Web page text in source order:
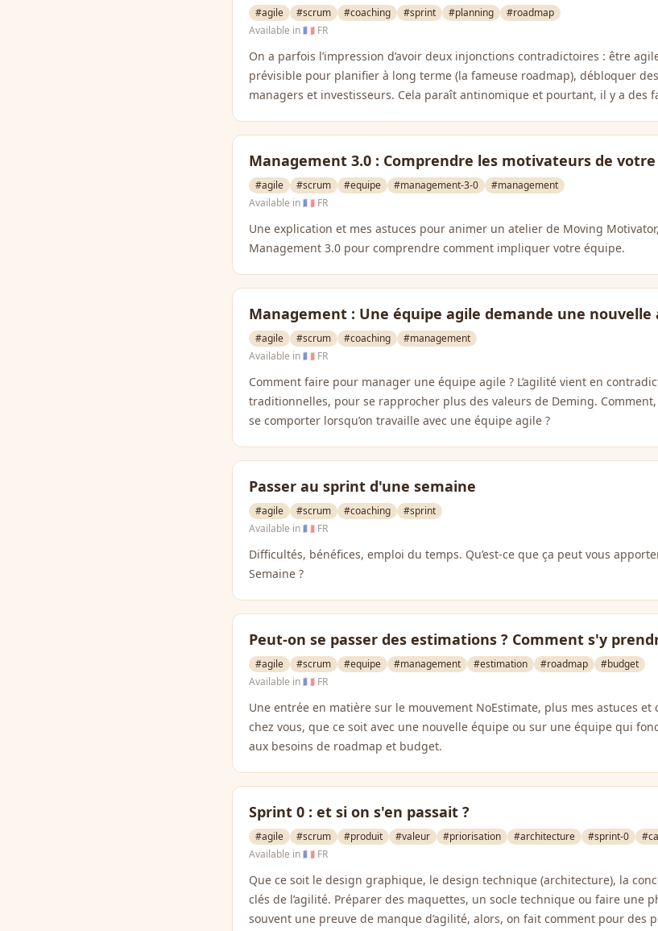
#agile #scrum #coaching #sprint #planning
#roadmap
Available in🇫🇷 FR
On a parfois l’impression d’avoir deux injonctions contradictoires : être
prévisible pour planifier à long terme (la fameuse roadmap), débloquer
managers et investisseurs. Cela paraît antinomique et pourtant, il y a des
Management 3.0 : Comprendre les motivateurs de
#agile #scrum #equipe #management-3-0
#management
Available in🇫🇷 FR
Une explication et mes astuces pour animer un atelier de Moving
Management 3.0 pour comprendre comment impliquer votre équipe.
Management : Une équipe agile demande une nouvelle
#agile #scrum #coaching
#management
Available in🇫🇷 FR
Comment faire pour manager une équipe agile ? L’agilité vient en
traditionnelles, pour se rapprocher plus des valeurs de Deming.
se comporter lorsqu’on travaille avec une équipe agile ?
Passer au sprint d'une semaine
#agile #scrum #coaching
#sprint
Available in🇫🇷 FR
Difficultés, bénéfices, emploi du temps. Qu’est-ce que ça peut vous
Semaine ?
Peut-on se passer des estimations ? Comment s'y
#agile #scrum #equipe #management #estimation #roadmap
#budget
Available in🇫🇷 FR
Une entrée en matière sur le mouvement NoEstimate, plus mes astuces
chez vous, que ce soit avec une nouvelle équipe ou sur une équipe qui
aux besoins de roadmap et budget.
Sprint 0 : et si on s'en passait ?
#agile #scrum #produit #valeur #priorisation #architecture #sprint-0
Available in🇫🇷 FR
Que ce soit le design graphique, le design technique (architecture), la
clés de l’agilité. Préparer des maquettes, un socle technique ou faire une
souvent une preuve de manque d’agilité, alors, on fait comment pour des